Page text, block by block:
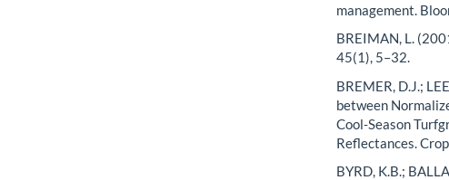
management.
BREIMAN, L.
45(1), 5–32.
BREMER, D.J.;
between
Cool‐Season
Reflectances.
BYRD, K.B.;